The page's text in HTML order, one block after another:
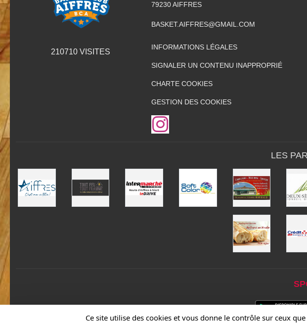
210710VISITES
79230 AIFFRES
BASKET.AIFFRES@GMAIL.COM
INFORMATIONS LÉGALES
SIGNALER UN CONTENU INAPPROPRIÉ
CHARTE COOKIES
GESTION DES COOKIES
LES
Ce site utilise des cookies et vous donne le contrôle sur ceux